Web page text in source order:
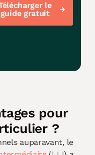
le
guide gratuit
pour
?
auparavant, le